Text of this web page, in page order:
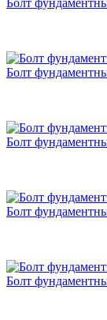
Болт
Болт
Болт
Болт